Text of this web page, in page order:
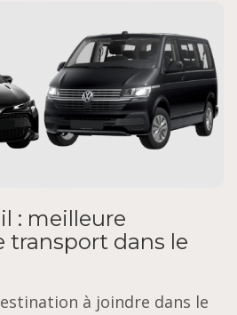
: meilleure
transport dans le
à joindre dans le